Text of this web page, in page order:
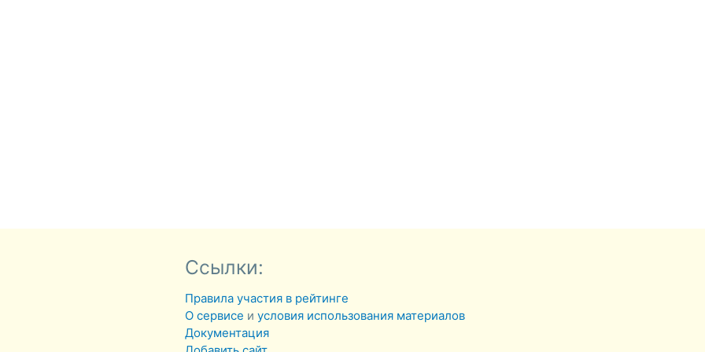
Ссылки:
Правила участия в рейтинге
О сервисе иусловия использования материалов
Документация